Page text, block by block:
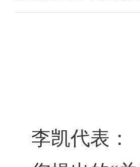
李凯代表：